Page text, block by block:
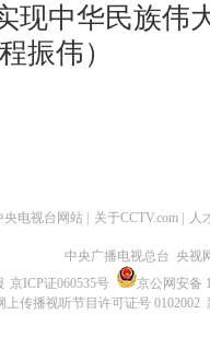
现中华民族伟
振伟）
央电视台网站 关于CCTV.com 人
中央广播电视总台 央视
京ICP证060535号
京公网安备
上传播视听节目许可证号 0102002